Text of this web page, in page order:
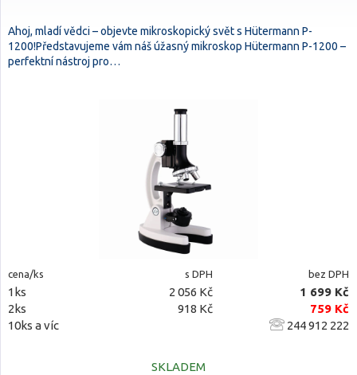
Ahoj, mladí vědci – objevte mikroskopický svět s Hütermann P-
1200!Představujeme vám náš úžasný mikroskop Hütermann P-1200 –
perfektní nástroj pro…
cena/ks s DPH bez DPH
1ks 2 056 Kč
1 699 Kč
2ks
918 Kč
759 Kč
10ks a víc
244 912 222
SKLADEM